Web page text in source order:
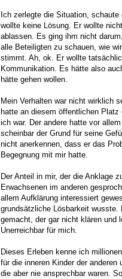
Ich zerlegte die Situation,
wollte keine Lösung. Er wollte
ablassen. Es ging ihm nicht
alle Beteiligten zu schauen, wie
stimmt. Ah, ok. Er wollte
Kommunikation. Es hätte also
hätte gehen wollen.
Mein Verhalten war nicht wirklich
hatte an diesem öffentlichen
ich war. Der andere hatte vor
scheinbar der Grund für seine
nicht anerkennen, dass er das
Begegnung mit mir hatte.
Der Anteil in mir, der die Anklage
Erwachsenen im anderen
allem Aufklärung interessiert
grundsätzliche Lösbarkeit wusste.
gemacht, der gar nicht klären und
Unerreichbar für mich.
Dieses Erleben kenne ich
für die inneren Kinder der
die aber nie ansprechbar waren.